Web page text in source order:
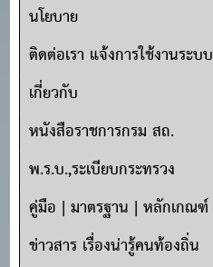
นโยบาย
ติดต่อเรา แจ้งการใช้งานระบบ
เกี่ยวกับ
หนังสือราชการกรม สถ.
พ.ร.บ.,ระเบียบกระทรวง
คู่มือ | มาตรฐาน | หลักเกณฑ์
ข่าวสาร เรื่องน่ารู้คนท้องถิ่น